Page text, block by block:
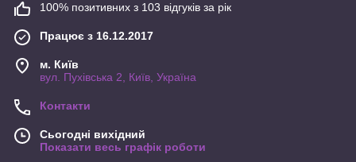
100% позитивних з 103 відгуків за рік
Працює з 16.12.2017
м. Київ
вул. Пухівська 2, Київ, Україна
Контакти
Сьогодні вихідний
Показати весь графік роботи